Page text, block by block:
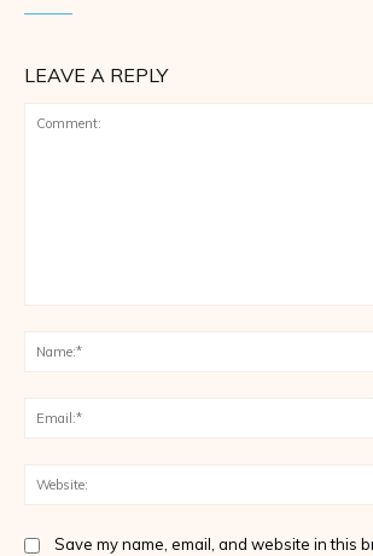
LEAVE A REPLY
Save my name, email, and website in this